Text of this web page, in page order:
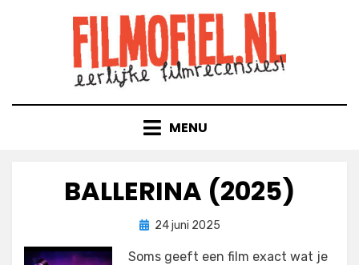
MENU
BALLERINA (2025)
doorFilmofiel.nl
Geplaatst
24 juni 2025
Soms geeft een film exact wat je